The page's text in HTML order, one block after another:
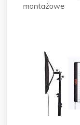
montażowe